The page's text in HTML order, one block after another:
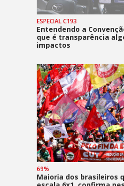
ESPECIAL C193
Entendendo a
que é transparência
impactos
69%
Maioria dos brasileiros